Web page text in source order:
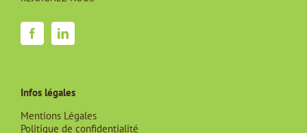
Infos légales
Mentions Légales
Politique de confidentialité